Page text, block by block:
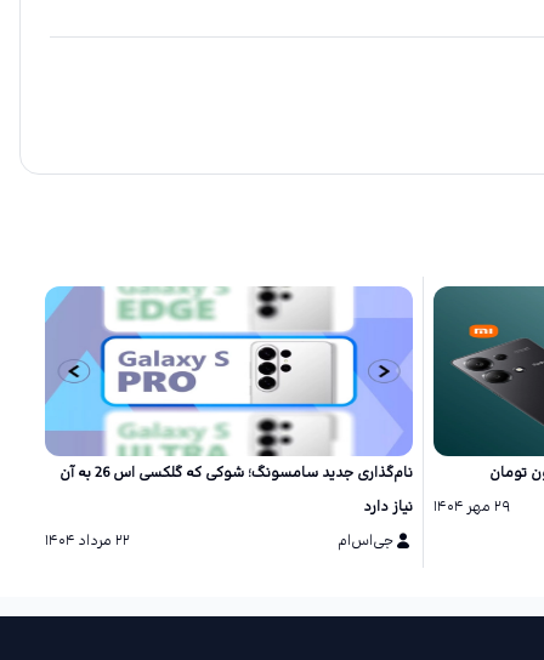
۲۹ مهر ۱۴۰۴
نام‌گذاری جدید سامسونگ؛ شوکی که گلکسی اس 26 به آن
نیاز دارد
جی‌اس‌ام
۲۲ مرداد ۱۴۰۴